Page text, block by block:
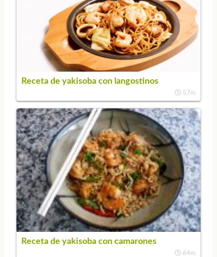
Receta de yakisoba con langostinos
57m
Receta de yakisoba con camarones
64m